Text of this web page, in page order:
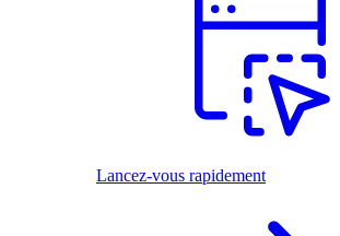
Lancez-vous rapidement